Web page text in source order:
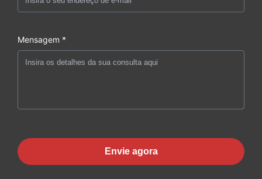
Mensagem *
Envie agora